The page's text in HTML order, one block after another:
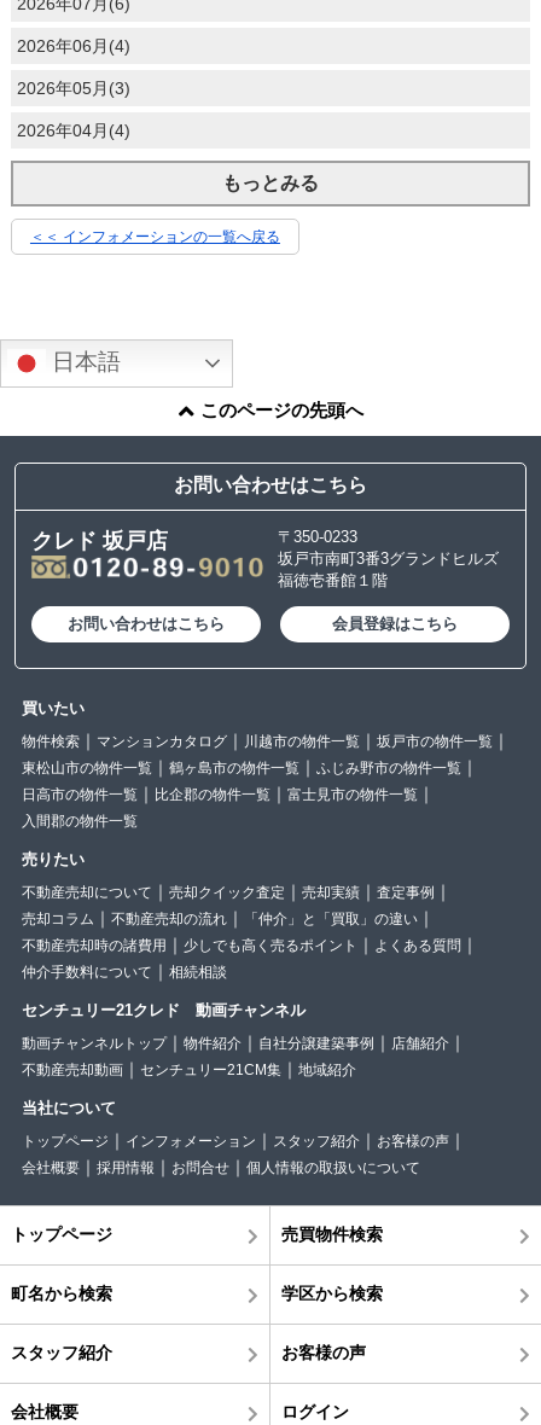
2026年07月(6)
2026年06月(4)
2026年05月(3)
2026年04月(4)
もっとみる
＜＜ インフォメーションの一覧へ戻る
日本語
このページの先頭へ
お問い合わせはこちら
クレド 坂戸店
〒350-0233
坂戸市南町3番3グランドヒルズ
福徳壱番館１階
お問い合わせはこちら 会員登録はこちら
買いたい
物件検索 マンションカタログ 川越市の物件一覧
坂戸市の物件一覧
東松山市の物件一覧
鶴ヶ島市の物件一覧
ふじみ野市の物件一覧
日高市の物件一覧
比企郡の物件一覧
富士見市の物件一覧
入間郡の物件一覧
売りたい
不動産売却について 売却クイック査定 売却実績
査定事例
売却コラム
不動産売却の流れ
「仲介」と「買取」の違い
不動産売却時の諸費用
少しでも高く売るポイント
よくある質問
仲介手数料について
相続相談
センチュリー21クレド 動画チャンネル
動画チャンネルトップ 物件紹介 自社分譲建築事例
店舗紹介
不動産売却動画
センチュリー21CM集 地域紹介
当社について
トップページ インフォメーション スタッフ紹介
お客様の声
会社概要
採用情報 お問合せ 個人情報の取扱いについて
トップページ 売買物件検索
町名から検索 学区から検索
スタッフ紹介 お客様の声
会社概要 ログイン